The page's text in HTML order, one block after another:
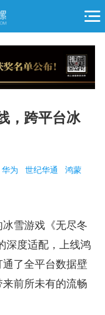
推广
，跨平台冰
华为 世纪华通 鸿蒙
雪游戏《无尽冬
深度适配，上线鸿
了全平台数据壁
前所未有的流畅